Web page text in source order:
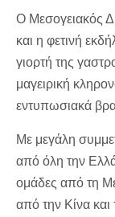
Ο Μεσογειακός
και η φετινή
γιορτή της
μαγειρική
εντυπωσιακά
Με μεγάλη
από όλη την
ομάδες από τη
από την Κίνα και